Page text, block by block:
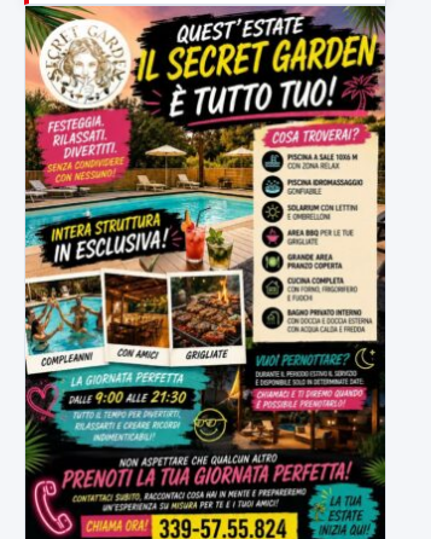
23:00 LabNews (replica)